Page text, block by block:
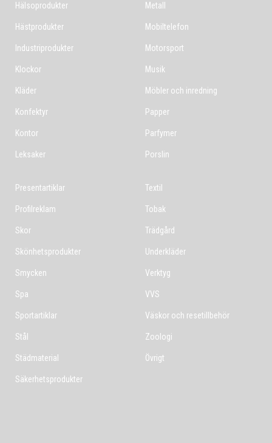
Hälsoprodukter
Hästprodukter
Industriprodukter
Klockor
Kläder
Konfektyr
Kontor
Leksaker
Metall
Mobiltelefon
Motorsport
Musik
Möbler och inredning
Papper
Parfymer
Porslin
Presentartiklar
Profilreklam
Skor
Skönhetsprodukter
Smycken
Spa
Sportartiklar
Stål
Städmaterial
Säkerhetsprodukter
Textil
Tobak
Trädgård
Underkläder
Verktyg
VVS
Väskor och resetillbehör
Zoologi
Övrigt